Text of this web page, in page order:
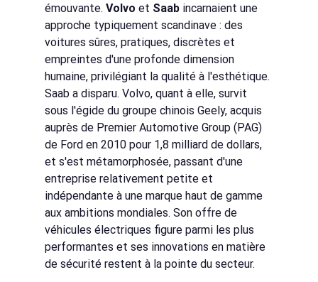
émouvante. Volvo et Saab incarnaient une
approche typiquement scandinave : des
voitures sûres, pratiques, discrètes et
empreintes d'une profonde dimension
humaine, privilégiant la qualité à l'esthétique.
Saab a disparu. Volvo, quant à elle, survit
sous l'égide du groupe chinois Geely, acquis
auprès de Premier Automotive Group (PAG)
de Ford en 2010 pour 1,8 milliard de dollars,
et s'est métamorphosée, passant d'une
entreprise relativement petite et
indépendante à une marque haut de gamme
aux ambitions mondiales. Son offre de
véhicules électriques figure parmi les plus
performantes et ses innovations en matière
de sécurité restent à la pointe du secteur.